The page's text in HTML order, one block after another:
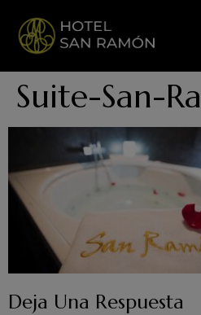
Suite-San-
Deja Una Respuesta